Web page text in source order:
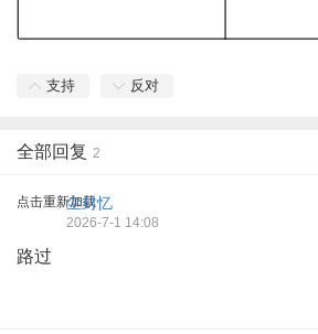
支持 反对
全部回复 2
点击重新加载
尘封忆
2026-7-1 14:08
路过